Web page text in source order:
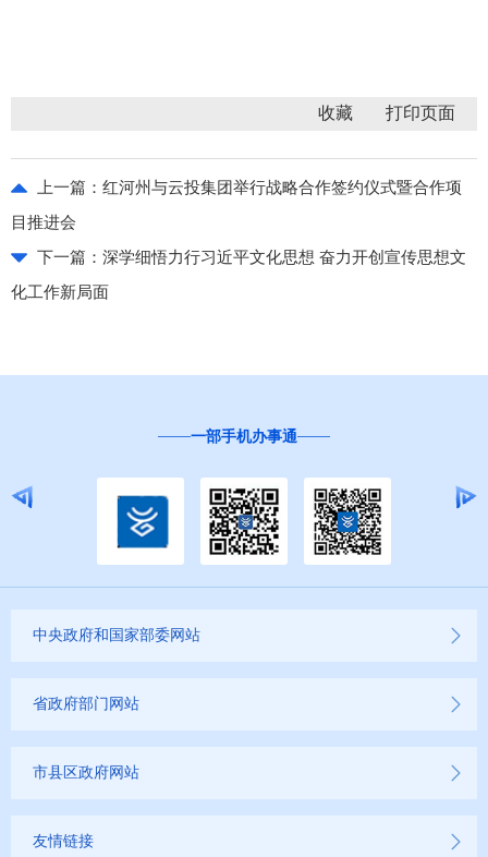
收藏
上一篇： 红河州与云投集团举行战略合作签约仪式暨合作项
目推进会
下一篇： 深学细悟力行习近平文化思想 奋力开创宣传思想文
化工作新局面
一部手机办事通
中央政府和国家部委网站
省政府部门网站
市县区政府网站
友情链接